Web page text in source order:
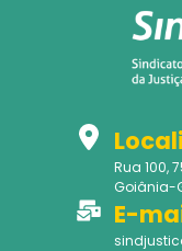
Rua 100,
Goiânia-
E-